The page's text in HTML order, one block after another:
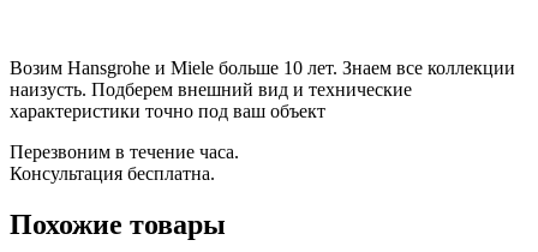
Возим Hansgrohe и Miele больше 10 лет. Знаем все коллекции
наизусть. Подберем внешний вид и технические
характеристики точно под ваш объект
Перезвоним в течение часа.
Консультация бесплатна.
Похожие товары